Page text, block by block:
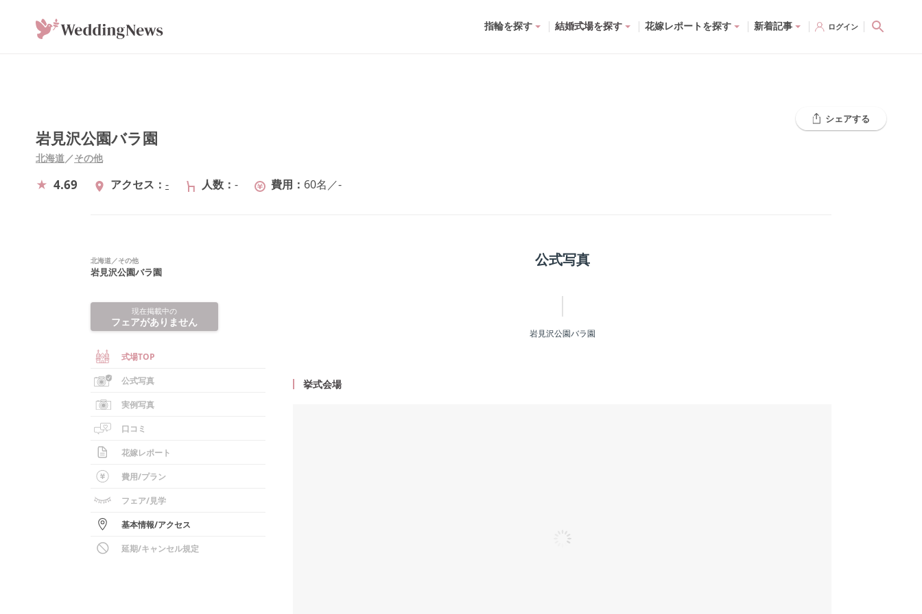
指輪を探す 結婚式場を探す 花嫁レポートを探す 新着記事 ログイン
岩見沢公園バラ園
北海道／その他
4.69 アクセス - 人数 - 費用 60名 ／-
シェアする
北海道／その他
岩見沢公園バラ園
現在掲載中の
フェアがありません
式場TOP
公式写真
実例写真
口コミ
花嫁レポート
費用/プラン
フェア/見学
基本情報/アクセス
延期/キャンセル規定
公式写真
岩見沢公園バラ園
挙式会場